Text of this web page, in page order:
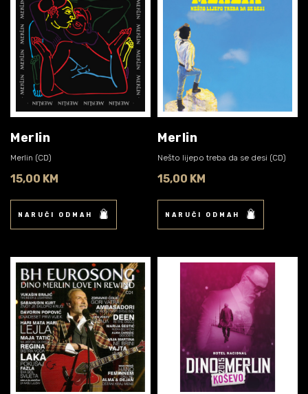
Merlin
Merlin (CD)
15,00 KM
NARUČI ODMAH
Merlin
Nešto lijepo treba da se desi (CD)
15,00 KM
NARUČI ODMAH